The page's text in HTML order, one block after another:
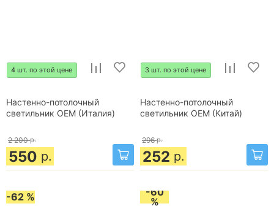
4 шт. по этой цене
Настенно-потолочный
светильник OEM (Италия)
2 200 р.
550 р.
3 шт. по этой цене
Настенно-потолочный
светильник OEM (Китай)
296 р.
252 р.
-62 %
-60
%